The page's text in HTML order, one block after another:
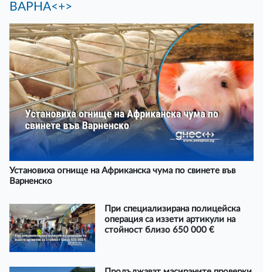
ВАРНА<+>
Установиха огнище на Африканска чума по свинете във
Варненско
При специализирана полицейска
операция са иззети артикули на
стойност близо 650 000 €